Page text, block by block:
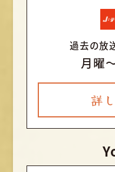
過去の放
月曜
詳